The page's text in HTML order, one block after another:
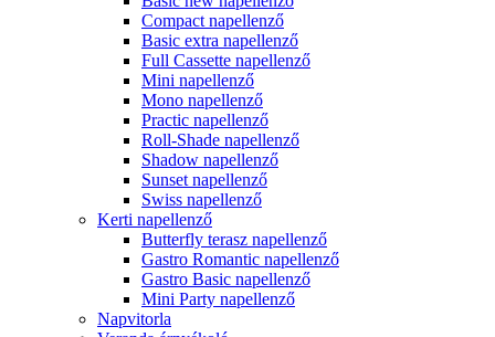
Compact napellenző
Basic extra napellenző
Full Cassette napellenző
Mini napellenző
Mono napellenző
Practic napellenző
Roll-Shade napellenző
Shadow napellenző
Sunset napellenző
Swiss napellenző
Kerti napellenző
Butterfly terasz napellenző
Gastro Romantic napellenző
Gastro Basic napellenző
Mini Party napellenző
Napvitorla